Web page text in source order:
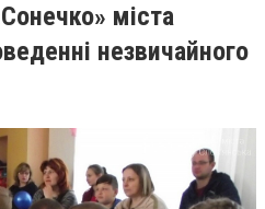
міста
незвичайного